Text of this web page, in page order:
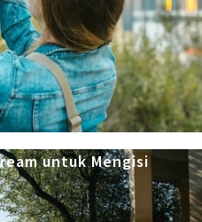
untuk Mengisi